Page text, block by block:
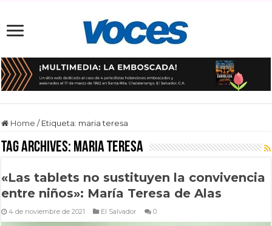
Home / Etiqueta: maria teresa
Tag Archives: maria teresa
«Las tablets no sustituyen la convivencia
entre niños»: María Teresa de Alas
4 de noviembre de 2021 El Salvador 0